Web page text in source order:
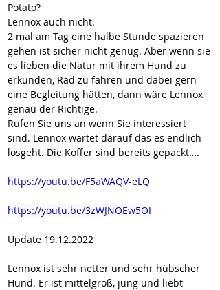
Potato?
Lennox auch nicht.
2 mal am Tag eine halbe Stunde spazieren
gehen ist sicher nicht genug. Aber wenn sie
es lieben die Natur mit ihrem Hund zu
erkunden, Rad zu fahren und dabei gern
eine Begleitung hätten, dann wäre Lennox
genau der Richtige.
Rufen Sie uns an wenn Sie interessiert
sind. Lennox wartet darauf das es endlich
losgeht. Die Koffer sind bereits gepackt….
https://youtu.be/F5aWAQV-eLQ
https://youtu.be/3zWJNOEw5OI
Update 19.12.2022
Lennox ist sehr netter und sehr hübscher
Hund. Er ist mittelgroß, jung und liebt